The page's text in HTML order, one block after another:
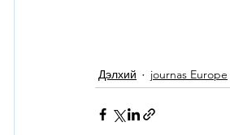
Дэлхий journas Europe